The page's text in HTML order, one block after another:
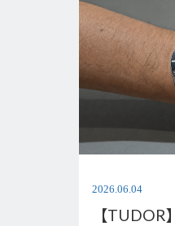
2026.06.04
【TUDOR